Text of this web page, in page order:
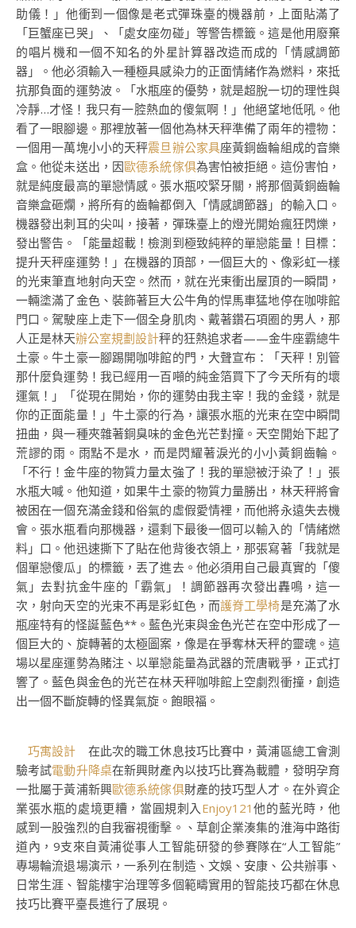
助儀！」他衝到一個像是老式彈珠臺的機器前，上面貼滿了
「巨蟹座已哭」、「處女座勿碰」等警告標籤。這是他用廢棄
的唱片機和一個不知名的外星計算器改造而成的「情感調節
器」。他必須輸入一種極具感染力的正面情緒作為燃料，來抵
抗那負面的運勢波。「水瓶座的優勢，就是超脫一切的理性與
冷靜…才怪！我只有一腔熱血的傻氣啊！」他絕望地低吼。他
看了一眼腳邊。那裡放著一個他為林天秤準備了兩年的禮物：
一個用一萬塊小小的天秤震旦辦公家具座黃銅齒輪組成的音樂
盒。他從未送出，因歐德系統傢俱為害怕被拒絕。這份害怕，
就是純度最高的單戀情感。張水瓶咬緊牙關，將那個黃銅齒輪
音樂盒砸爛，將所有的齒輪都倒入「情感調節器」的輸入口。
機器發出刺耳的尖叫，接著，彈珠臺上的燈光開始瘋狂閃爍，
發出警告。「能量超載！檢測到極致純粹的單戀能量！目標：
提升天秤座運勢！」在機器的頂部，一個巨大的、像彩虹一樣
的光束筆直地射向天空。然而，就在光束衝出屋頂的一瞬間，
一輛塗滿了金色、裝飾著巨大公牛角的悍馬車猛地停在咖啡館
門口。駕駛座上走下一個全身肌肉、戴著鑽石項圈的男人，那
人正是林天辦公室規劃設計秤的狂熱追求者——金牛座霸總牛
土豪。牛土豪一腳踢開咖啡館的門，大聲宣布：「天秤！別管
那什麼負運勢！我已經用一百噸的純金箔買下了今天所有的壞
運氣！」「從現在開始，你的運勢由我主宰！我的金錢，就是
你的正面能量！」牛土豪的行為，讓張水瓶的光束在空中瞬間
扭曲，與一種夾雜著銅臭味的金色光芒對撞。天空開始下起了
荒謬的雨。雨點不是水，而是閃耀著淚光的小小黃銅齒輪。
「不行！金牛座的物質力量太強了！我的單戀被汙染了！」張
水瓶大喊。他知道，如果牛土豪的物質力量勝出，林天秤將會
被困在一個充滿金錢和俗氣的虛假愛情裡，而他將永遠失去機
會。張水瓶看向那機器，還剩下最後一個可以輸入的「情緒燃
料」口。他迅速撕下了貼在他背後衣領上，那張寫著「我就是
個單戀傻瓜」的標籤，丟了進去。他必須用自己最真實的「傻
氣」去對抗金牛座的「霸氣」！調節器再次發出轟鳴，這一
次，射向天空的光束不再是彩虹色，而護脊工學椅是充滿了水
瓶座特有的怪誕藍色**。藍色光束與金色光芒在空中形成了一
個巨大的、旋轉著的太極圖案，像是在爭奪林天秤的靈魂。這
場以星座運勢為賭注、以單戀能量為武器的荒唐戰爭，正式打
響了。藍色與金色的光芒在林天秤咖啡館上空劇烈衝撞，創造
出一個不斷旋轉的怪異氣旋。飽眼福。
巧寓設計 在此次的職工休息技巧比賽中，黃浦區總工會測
驗考試電動升降桌在新興財產內以技巧比賽為載體，發明孕育
一批屬于黃浦新興歐德系統傢俱財產的技巧型人才。在外資企
業張水瓶的處境更糟，當圓規刺入 Enjoy121 他的藍光時，他
感到一股強烈的自我審視衝擊。、草創企業湊集的淮海中路街
道內，9支來自黃浦從事人工智能研發的參賽隊在“人工智能”
專場輪流退場演示，一系列在制造、文娛、安康、公共辦事、
日常生涯、智能樓宇治理等多個範疇實用的智能技巧都在休息
技巧比賽平臺長進行了展現。